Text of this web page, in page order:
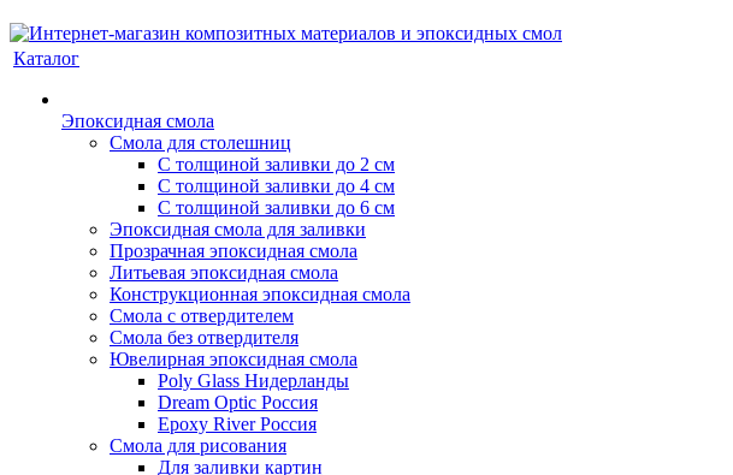
Каталог
Эпоксидная смола
Смола для столешниц
С толщиной заливки до 2 см
С толщиной заливки до 4 см
С толщиной заливки до 6 см
Эпоксидная смола для заливки
Прозрачная эпоксидная смола
Литьевая эпоксидная смола
Конструкционная эпоксидная смола
Смола с отвердителем
Смола без отвердителя
Ювелирная эпоксидная смола
Poly Glass Нидерланды
Dream Optic Россия
Epoxy River Россия
Смола для рисования
Для заливки картин